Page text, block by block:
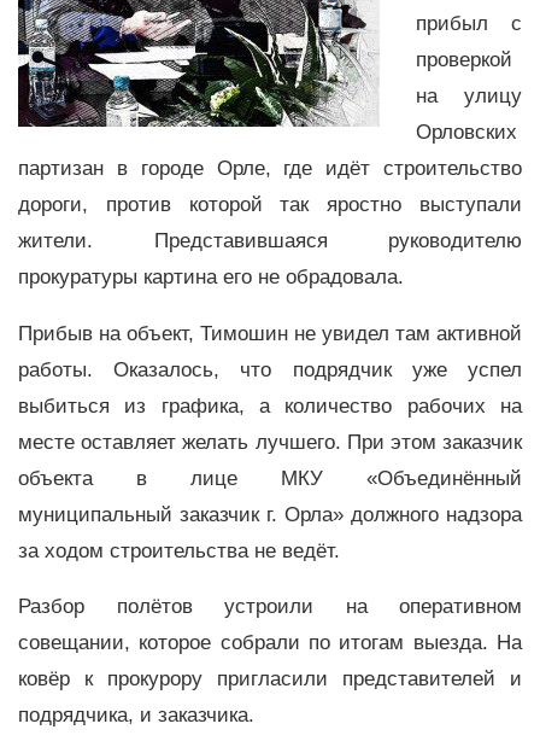
прибыл с
проверкой
на улицу
Орловских
партизан в городе Орле, где идёт строительство
дороги, против которой так яростно выступали
жители. Представившаяся руководителю
прокуратуры картина его не обрадовала.
Прибыв на объект, Тимошин не увидел там активной
работы. Оказалось, что подрядчик уже успел
выбиться из графика, а количество рабочих на
месте оставляет желать лучшего. При этом заказчик
объекта в лице МКУ «Объединённый
муниципальный заказчик г. Орла» должного надзора
за ходом строительства не ведёт.
Разбор полётов устроили на оперативном
совещании, которое собрали по итогам выезда. На
ковёр к прокурору пригласили представителей и
подрядчика, и заказчика.